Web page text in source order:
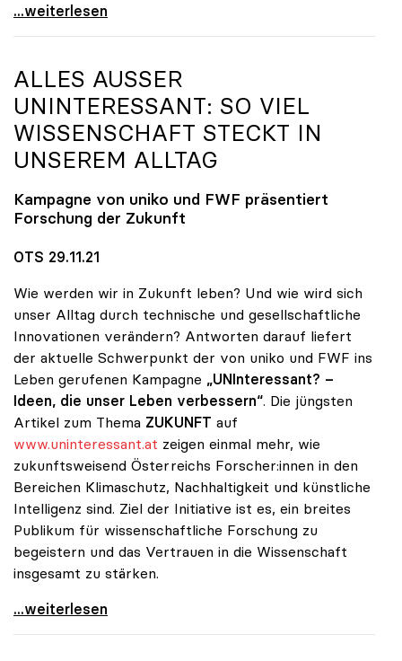
uniko gratuliert Martin Polaschek zur Bestellung
...weiterlesen
ALLES AUSSER U
NINTERESSANT: SO VIEL W
ISSENSCHAFT STECKT IN U
NSEREM ALLTAG
Kampagne von uniko und FWF präsentiert
Forschung der Zukunft
OTS 29.11.21
Wie werden wir in Zukunft leben? Und wie wird sich
unser Alltag durch technische und gesellschaftliche
Innovationen verändern? Antworten darauf liefert
der aktuelle Schwerpunkt der von uniko und FWF ins
Leben gerufenen Kampagne „UNInteressant? –
Ideen, die unser Leben verbessern“. Die jüngsten
Artikel zum Thema ZUKUNFT auf
www.uninteressant.at zeigen einmal mehr, wie
zukunftsweisend Österreichs Forscher:innen in den
Bereichen Klimaschutz, Nachhaltigkeit und künstliche
Intelligenz sind. Ziel der Initiative ist es, ein breites
Publikum für wissenschaftliche Forschung zu
begeistern und das Vertrauen in die Wissenschaft
insgesamt zu stärken.
Alles außer UNInteressant: So viel Wissenschaft
...weiterlesen